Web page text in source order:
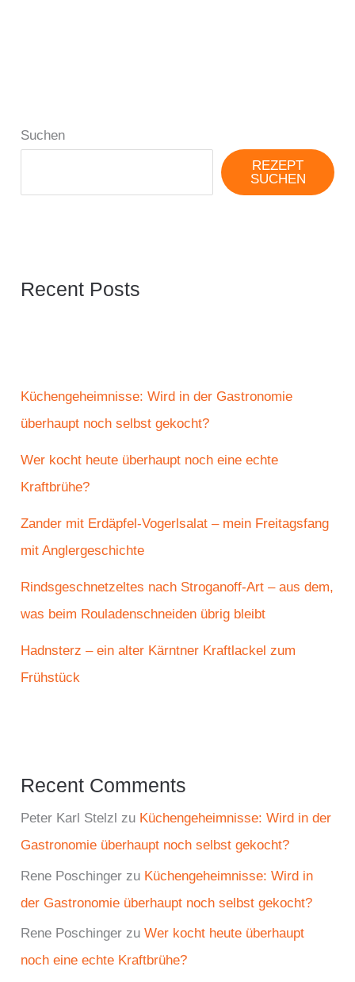
Suchen
REZEPT
SUCHEN
Recent Posts
Küchengeheimnisse: Wird in der Gastronomie
überhaupt noch selbst gekocht?
Wer kocht heute überhaupt noch eine echte
Kraftbrühe?
Zander mit Erdäpfel-Vogerlsalat – mein Freitagsfang
mit Anglergeschichte
Rindsgeschnetzeltes nach Stroganoff-Art – aus dem,
was beim Rouladenschneiden übrig bleibt
Hadnsterz – ein alter Kärntner Kraftlackel zum
Frühstück
Recent Comments
Peter Karl Stelzl zu Küchengeheimnisse: Wird in der
Gastronomie überhaupt noch selbst gekocht?
Rene Poschinger zu Küchengeheimnisse: Wird in
der Gastronomie überhaupt noch selbst gekocht?
Rene Poschinger zuWer kocht heute überhaupt
noch eine echte Kraftbrühe?